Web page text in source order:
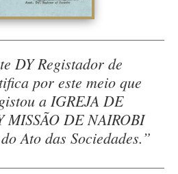
DY Registador de
por este meio que
a IGREJA DE
MISSÃO DE NAIROBI
Ato das Sociedades.”